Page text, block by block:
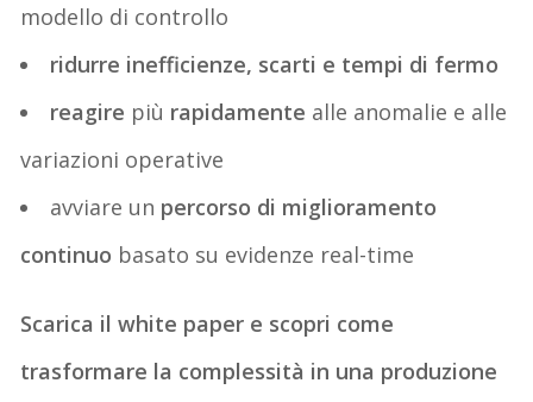
modello di controllo
ridurre inefficienze, scarti e tempi di fermo
reagire più rapidamente alle anomalie e alle
variazioni operative
avviare un percorso di miglioramento
continuo basato su evidenze real-time
Scarica il white paper e scopri come
trasformare la complessità in una produzione